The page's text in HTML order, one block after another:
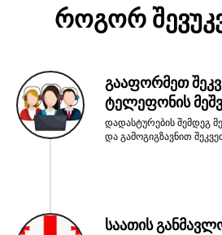
როგორ
გააფორმეთ
ტელეფონის
დადასტურების შემდეგ
და გამოგიგზავნით
საათის